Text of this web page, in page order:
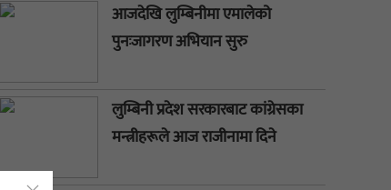
आजदेखि लुम्बिनीमा एमालेको
पुनःजागरण अभियान सुरु
लुम्बिनी प्रदेश सरकारबाट कांग्रेसका
मन्त्रीहरूले आज राजीनामा दिने